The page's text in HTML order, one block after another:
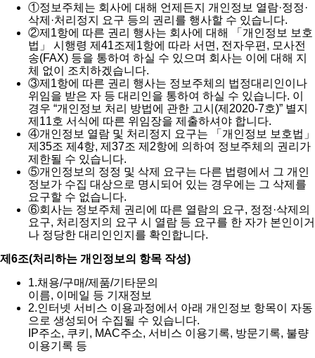
①정보주체는 회사에 대해 언제든지 개인정보 열람·정정·
삭제·처리정지 요구 등의 권리를 행사할 수 있습니다.
②제1항에 따른 권리 행사는 회사에 대해 「개인정보 보호
법」 시행령 제41조제1항에 따라 서면, 전자우편, 모사전
송(FAX) 등을 통하여 하실 수 있으며 회사는 이에 대해 지
체 없이 조치하겠습니다.
③제1항에 따른 권리 행사는 정보주체의 법정대리인이나
위임을 받은 자 등 대리인을 통하여 하실 수 있습니다. 이
경우 “개인정보 처리 방법에 관한 고시(제2020-7호)” 별지
제11호 서식에 따른 위임장을 제출하셔야 합니다.
④개인정보 열람 및 처리정지 요구는 「개인정보 보호법」
제35조 제4항, 제37조 제2항에 의하여 정보주체의 권리가
제한될 수 있습니다.
⑤개인정보의 정정 및 삭제 요구는 다른 법령에서 그 개인
정보가 수집 대상으로 명시되어 있는 경우에는 그 삭제를
요구할 수 없습니다.
⑥회사는 정보주체 권리에 따른 열람의 요구, 정정·삭제의
요구, 처리정지의 요구 시 열람 등 요구를 한 자가 본인이거
나 정당한 대리인인지를 확인합니다.
제6조(처리하는 개인정보의 항목 작성)
1.채용/구매/제품/기타문의
이름, 이메일 등 기재정보
2.인터넷 서비스 이용과정에서 아래 개인정보 항목이 자동
으로 생성되어 수집될 수 있습니다.
IP주소, 쿠키, MAC주소, 서비스 이용기록, 방문기록, 불량
이용기록 등